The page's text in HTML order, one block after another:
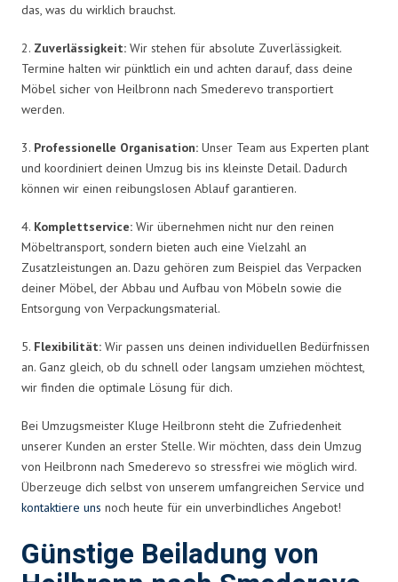
das, was du wirklich brauchst.
2. Zuverlässigkeit: Wir stehen für absolute Zuverlässigkeit.
Termine halten wir pünktlich ein und achten darauf, dass deine
Möbel sicher von Heilbronn nach Smederevo transportiert
werden.
3. Professionelle Organisation: Unser Team aus Experten plant
und koordiniert deinen Umzug bis ins kleinste Detail. Dadurch
können wir einen reibungslosen Ablauf garantieren.
4. Komplettservice: Wir übernehmen nicht nur den reinen
Möbeltransport, sondern bieten auch eine Vielzahl an
Zusatzleistungen an. Dazu gehören zum Beispiel das Verpacken
deiner Möbel, der Abbau und Aufbau von Möbeln sowie die
Entsorgung von Verpackungsmaterial.
5. Flexibilität: Wir passen uns deinen individuellen Bedürfnissen
an. Ganz gleich, ob du schnell oder langsam umziehen möchtest,
wir finden die optimale Lösung für dich.
Bei Umzugsmeister Kluge Heilbronn steht die Zufriedenheit
unserer Kunden an erster Stelle. Wir möchten, dass dein Umzug
von Heilbronn nach Smederevo so stressfrei wie möglich wird.
Überzeuge dich selbst von unserem umfangreichen Service und
kontaktiere uns noch heute für ein unverbindliches Angebot!
Günstige Beiladung von